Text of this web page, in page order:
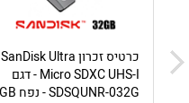
כרטיס זכרון SanDisk Ultra
Micro SDXC UHS-I - דגם